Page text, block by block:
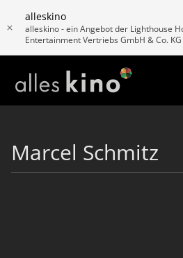
alleskino
alleskino - ein Angebot der Lighthouse
Entertainment Vertriebs GmbH & Co. KG
Marcel Schmitz